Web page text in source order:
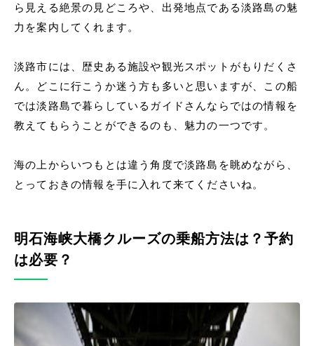
ら見える絶景の見どころや、出発地点である淡路島の魅
力を案内してくれます。
淡路市には、歴史ある施設や観光スポットがもりだくさ
ん。どこに行こうか迷う方も多いと思いますが、この船
では淡路島で暮らしているガイドさんならではの情報を
教えてもらうことができるのも、魅力の一つです。
海の上からいつもとは違う角度で淡路島を眺めながら、
とっておきの情報を手に入れて来てくださいね。
明石海峡大橋クルーズの乗船方法は？予約
は必要？